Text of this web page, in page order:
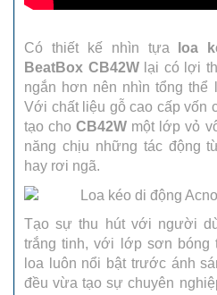
Có thiết kế nhìn tựa loa
BeatBox CB42Wlại có lợi
ngắn hơn nên nhìn tổng thể
Với chất liệu gỗ cao cấp vốn
tạo choCB42W một lớp vỏ
năng chịu những tác động
hay rơi ngã.
Tạo sự thu hút với người
trắng tinh, với lớp sơn bóng
loa luôn nổi bật trước ánh
đều vừa tạo sự chuyên